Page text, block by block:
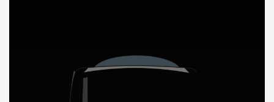
DÉCOUVREZ NOTRE IMPORTATION AUTO au Bahamas